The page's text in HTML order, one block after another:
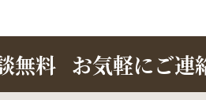
無料 お気軽にご連